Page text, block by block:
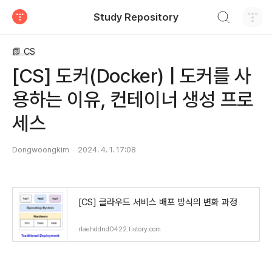
Study Repository
📗 CS
[CS] 도커(Docker) | 도커를 사
용하는 이유, 컨테이너 생성 프로
세스
Dongwoongkim 2024. 4. 1. 17:08
[CS] 클라우드 서비스 배포 방식의 변화 과정
rlaehddnd0422.tistory.com